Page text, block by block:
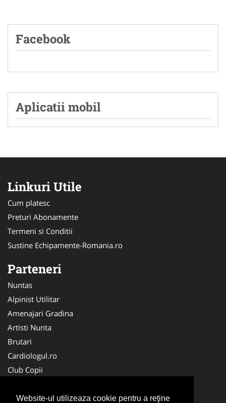
Website-ul utilizeaza cookie pentru a reţine
Facebook
Aplicatii mobil
Linkuri Utile
Cum platesc
Preturi Abonamente
Termeni si Conditii
Sustine Echipamente-Romania.ro
Parteneri
Nuntas
Alpinist Utilitar
Amenajari Gradina
Artisti Nunta
Brutari
Cardiologul.ro
Club Copii
Ambalaje Romania